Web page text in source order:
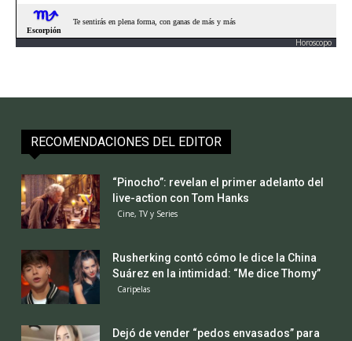
Horoscopo
RECOMENDACIONES DEL EDITOR
“Pinocho”: revelan el primer adelanto del
live-action con Tom Hanks
Cine, TV y Series
Rusherking contó cómo le dice la China
Suárez en la intimidad: “Me dice Thomy”
Caripelas
Dejó de vender “pedos envasados” para